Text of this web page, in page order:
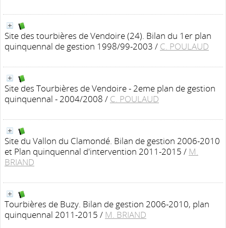
Site des tourbières de Vendoire (24). Bilan du 1er plan
quinquennal de gestion 1998/99-2003 / C. POULAUD
Site des Tourbières de Vendoire - 2eme plan de gestion
quinquennal - 2004/2008 / C. POULAUD
Site du Vallon du Clamondé. Bilan de gestion 2006-2010
et Plan quinquennal d'intervention 2011-2015 / M.
BRIAND
Tourbières de Buzy. Bilan de gestion 2006-2010, plan
quinquennal 2011-2015 / M. BRIAND